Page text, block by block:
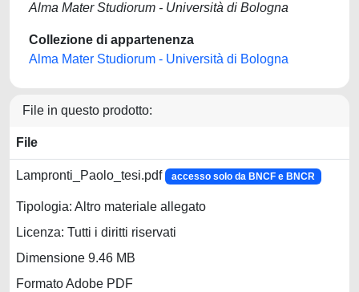
Alma Mater Studiorum - Università di Bologna
Collezione di appartenenza
Alma Mater Studiorum - Università di Bologna
File in questo prodotto:
File
Lampronti_Paolo_tesi.pdf accesso solo da BNCF e BNCR
Tipologia: Altro materiale allegato
Licenza: Tutti i diritti riservati
Dimensione 9.46 MB
Formato Adobe PDF